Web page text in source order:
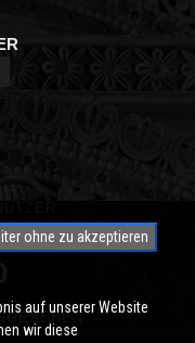
ohne zu akzeptieren
auf unserer Website
wir diese